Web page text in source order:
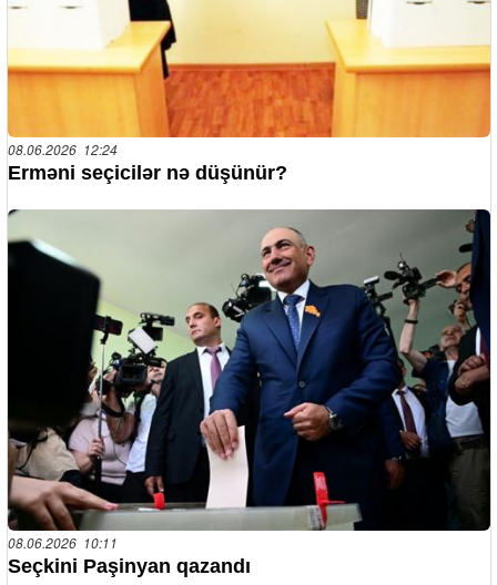
08.06.2026 12:24
Erməni seçicilər nə düşünür?
08.06.2026 10:11
Seçkini Paşinyan qazandı